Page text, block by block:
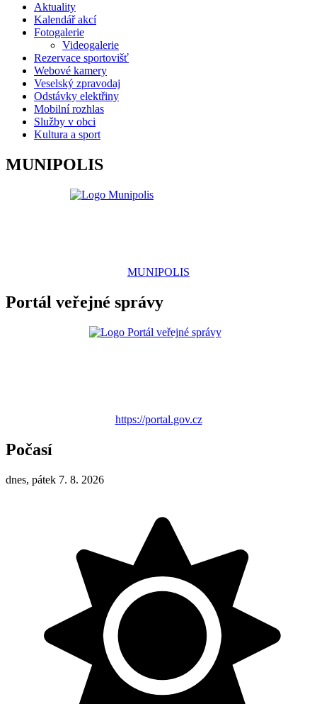
Aktuality
Kalendář akcí
Fotogalerie
Videogalerie
Rezervace sportovišť
Webové kamery
Veselský zpravodaj
Odstávky elektřiny
Mobilní rozhlas
Služby v obci
Kultura a sport
MUNIPOLIS
MUNIPOLIS
Portál veřejné správy
https://portal.gov.cz
Počasí
dnes, pátek 7. 8. 2026